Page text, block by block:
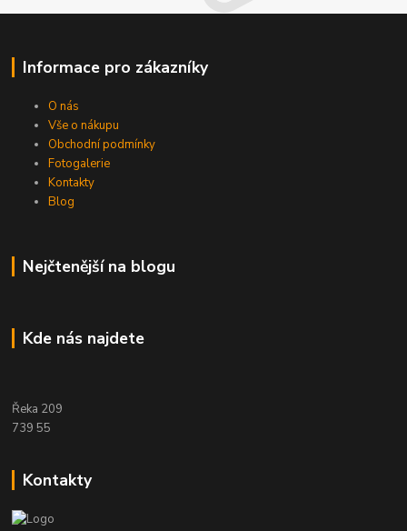
Informace pro zákazníky
O nás
Vše o nákupu
Obchodní podmínky
Fotogalerie
Kontakty
Blog
Nejčtenější na blogu
Kde nás najdete
Řeka 209
739 55
Kontakty